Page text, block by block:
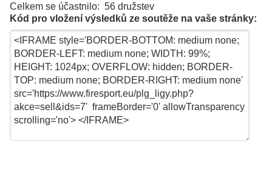
Celkem se účastnilo: 56 družstev
Kód pro vložení výsledků ze soutěže na vaše stránky: